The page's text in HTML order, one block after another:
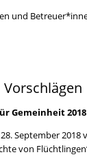
und
Gemeinheit 2018
September
von